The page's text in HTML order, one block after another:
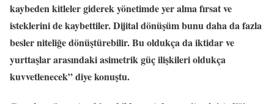
kaybeden kitleler giderek yönetimde yer alma fırsat ve
isteklerini de kaybettiler. Dijital dönüşüm bunu daha da fazla
besler niteliğe dönüştürebilir. Bu oldukça da iktidar ve
yurttaşlar arasındaki asimetrik güç ilişkileri oldukça
kuvvetlenecek” diye konuştu.